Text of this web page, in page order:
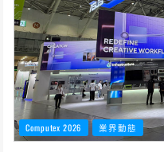
Computex 2026 業界動態